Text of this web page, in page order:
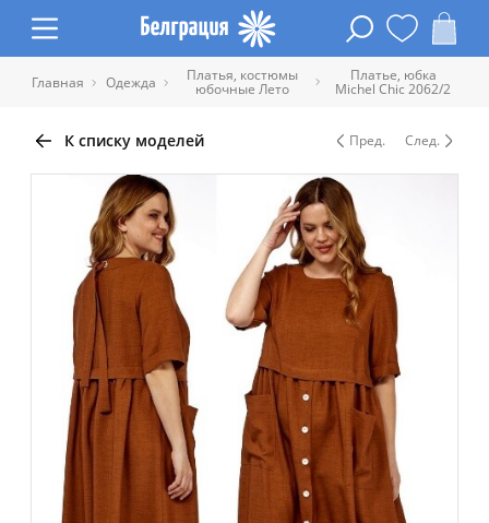
Главная Одежда Платья, костюмы
юбочные Лето
Платье, юбка
Michel Chic 2062/2
Таблица размеров одежды
Обхват
Обхват
Обхват
К списку моделей Пред. След.